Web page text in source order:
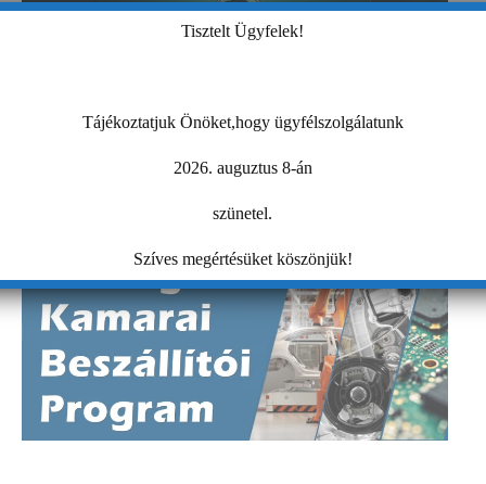
Tisztelt Ügyfelek!
Tájékoztatjuk Önöket,hogy ügyfélszolgálatunk
2026. auguztus 8-án
szünetel.
Szíves megértésüket köszönjük!